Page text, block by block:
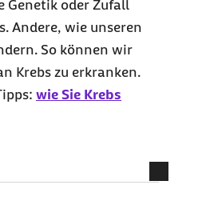
Genetik oder Zufall
Andere, wie unseren
So können wir
Krebs zu erkranken.
wie Sie Krebs